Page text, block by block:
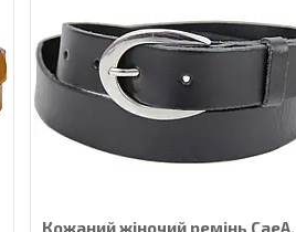
Кожаний жіночий ремінь CaeA,